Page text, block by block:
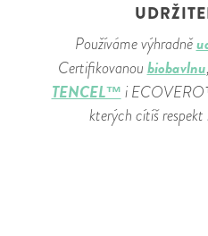
Používáme výhradně
Certifikovanou biobavlnu
TENCEL™ i
kterých cítíš respekt